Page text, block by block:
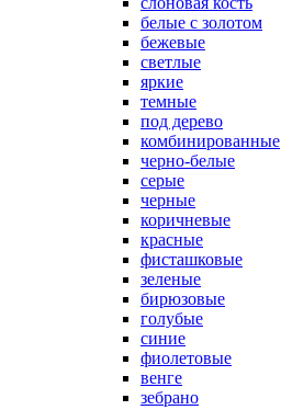
белые с золотом
бежевые
светлые
яркие
темные
под дерево
комбинированные
черно-белые
серые
черные
коричневые
красные
фисташковые
зеленые
бирюзовые
голубые
синие
фиолетовые
венге
зебрано